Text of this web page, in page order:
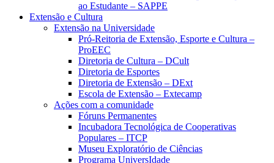
ao Estudante – SAPPE
Extensão e Cultura
Extensão na Universidade
Pró-Reitoria de Extensão, Esporte e Cultura –
ProEEC
Diretoria de Cultura – DCult
Diretoria de Esportes
Diretoria de Extensão – DExt
Escola de Extensão – Extecamp
Ações com a comunidade
Fóruns Permanentes
Incubadora Tecnológica de Cooperativas
Populares – ITCP
Museu Exploratório de Ciências
Programa UniversIdade